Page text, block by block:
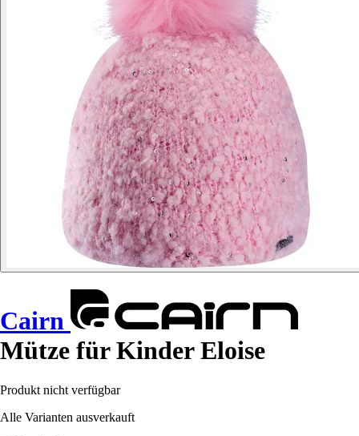
Cairn
Mütze für Kinder Eloise
Produkt nicht verfügbar
Alle Varianten ausverkauft